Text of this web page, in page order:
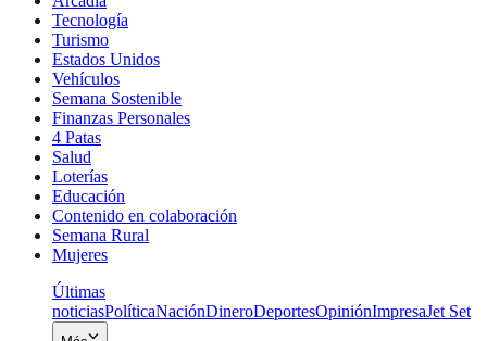
Tecnología
Turismo
Estados Unidos
Vehículos
Semana Sostenible
Finanzas Personales
4 Patas
Salud
Loterías
Educación
Contenido en colaboración
Semana Rural
Mujeres
Últimas
noticiasPolíticaNaciónDineroDeportesOpiniónImpresaJet Set